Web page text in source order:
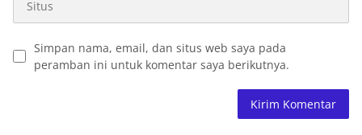
Simpan nama, email, dan situs web saya pada
peramban ini untuk komentar saya berikutnya.